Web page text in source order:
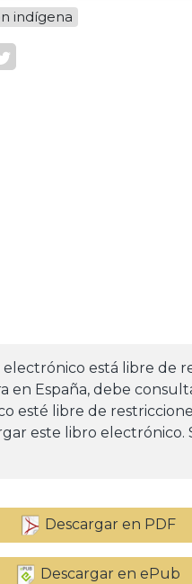
indígena
electrónico está libre de
en España, debe
esté libre de
este libro electrónico.
Descargar en PDF
Descargar en ePub